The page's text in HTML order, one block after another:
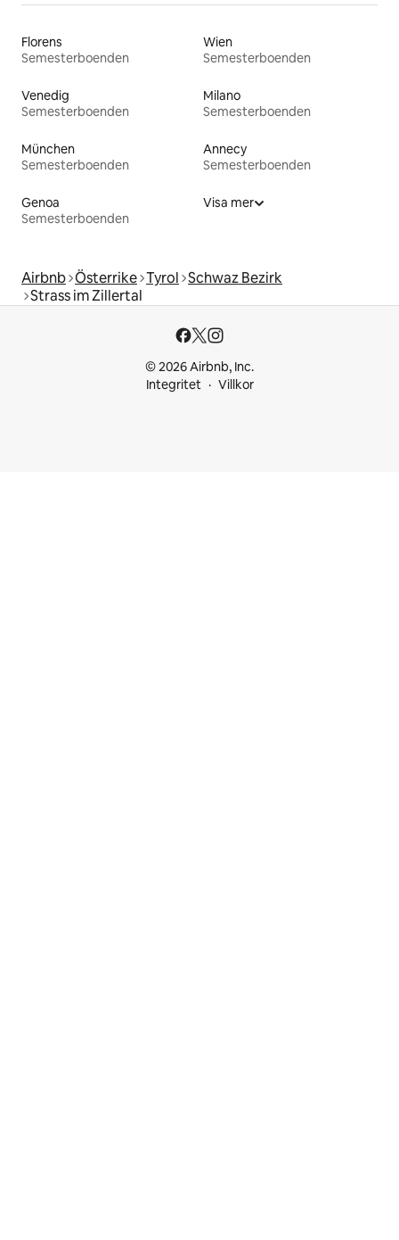
Florens
Semesterboenden
Wien
Semesterboenden
Venedig
Semesterboenden
Milano
Semesterboenden
München
Semesterboenden
Annecy
Semesterboenden
Genoa
Semesterboenden
Visa mer
Airbnb Österrike Tyrol Schwaz Bezirk
Strass im Zillertal
© 2026 Airbnb, Inc.
Integritet
Villkor